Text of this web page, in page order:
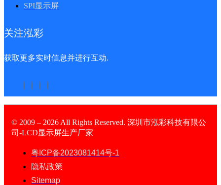
SPI显示屏
关注泓彩
获取更多实时信息并进行互动.
© 2009 – 2026 All Rights Reserved. 深圳市泓彩科技有限公
司-LCD显示屏生产厂家
粤ICP备2023081414号-1
隐私政策
Sitemap